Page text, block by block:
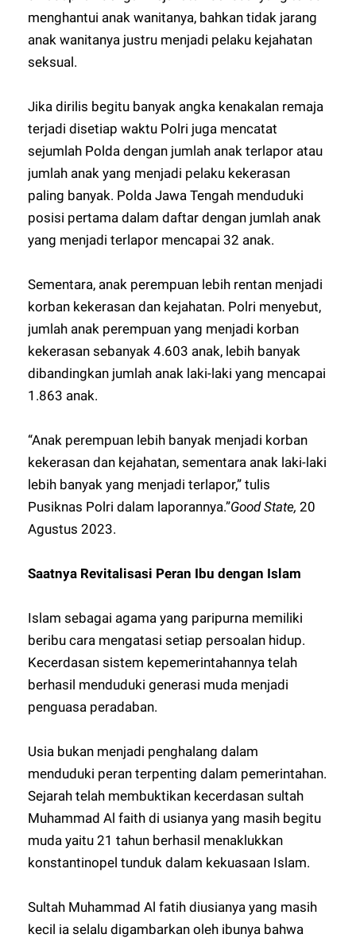
menghantui anak wanitanya, bahkan tidak jarang
anak wanitanya justru menjadi pelaku kejahatan
seksual.
Jika dirilis begitu banyak angka kenakalan remaja
terjadi disetiap waktu Polri juga mencatat
sejumlah Polda dengan jumlah anak terlapor atau
jumlah anak yang menjadi pelaku kekerasan
paling banyak. Polda Jawa Tengah menduduki
posisi pertama dalam daftar dengan jumlah anak
yang menjadi terlapor mencapai 32 anak.
Sementara, anak perempuan lebih rentan menjadi
korban kekerasan dan kejahatan. Polri menyebut,
jumlah anak perempuan yang menjadi korban
kekerasan sebanyak 4.603 anak, lebih banyak
dibandingkan jumlah anak laki-laki yang mencapai
1.863 anak.
“Anak perempuan lebih banyak menjadi korban
kekerasan dan kejahatan, sementara anak laki-laki
lebih banyak yang menjadi terlapor,” tulis
Pusiknas Polri dalam laporannya.”Good State,20
Agustus 2023.
Saatnya Revitalisasi Peran Ibu dengan Islam
Islam sebagai agama yang paripurna memiliki
beribu cara mengatasi setiap persoalan hidup.
Kecerdasan sistem kepemerintahannya telah
berhasil menduduki generasi muda menjadi
penguasa peradaban.
Usia bukan menjadi penghalang dalam
menduduki peran terpenting dalam pemerintahan.
Sejarah telah membuktikan kecerdasan sultah
Muhammad Al faith di usianya yang masih begitu
muda yaitu 21 tahun berhasil menaklukkan
konstantinopel tunduk dalam kekuasaan Islam.
Sultah Muhammad Al fatih diusianya yang masih
kecil ia selalu digambarkan oleh ibunya bahwa